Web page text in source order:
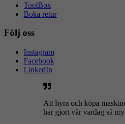
ToolBox
Boka retur
Följ oss
Instagram
Facebook
LinkedIn
Att hyra och köpa
har gjort vår vardag så